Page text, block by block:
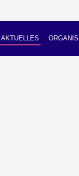
AKTUELLES